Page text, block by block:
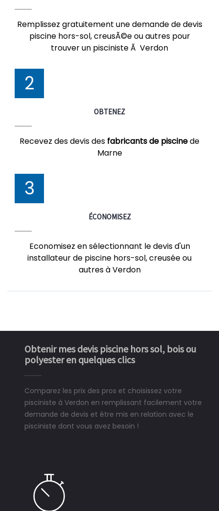
Remplissez gratuitement une demande de devis
piscine hors-sol, creusÃ©e ou autres pour
trouver un pisciniste Ã Verdon
2
OBTENEZ
Recevez des devis des fabricants de piscinede
Marne
3
ÉCONOMISEZ
Economisez en sélectionnant le devis d'un
installateur de piscine hors-sol, creusée ou
autres à Verdon
Obtenir mes devis piscine hors sol, bois ou
polyester en quelques clics
Comparez les prix des pros et choisissez votre
pisciniste à Verdon en remplissant facilement votre
demande de devis et être mis en relation avec le
pisciniste dont vous avez besoin !